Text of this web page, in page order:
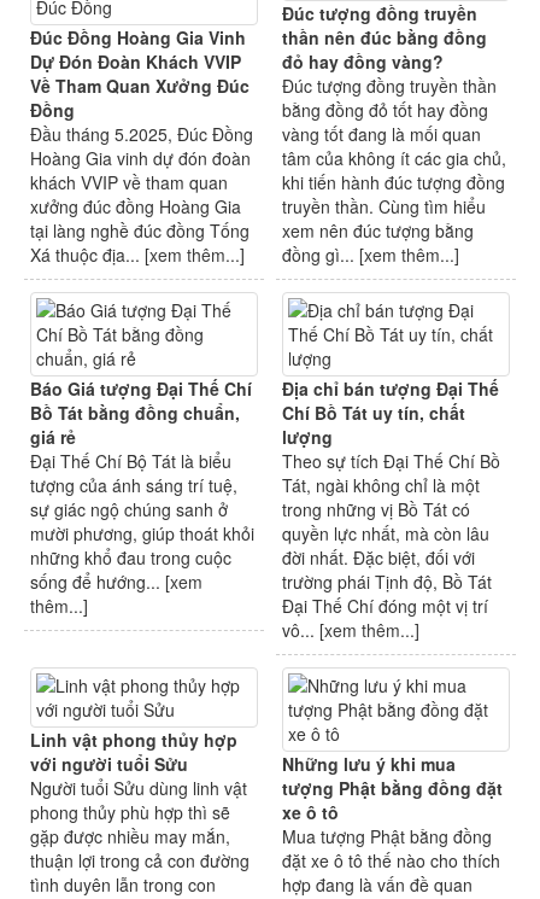
Đúc Đồng Hoàng Gia Vinh
Dự Đón Đoàn Khách VVIP
Về Tham Quan Xưởng Đúc
Đồng
Đầu tháng 5.2025, Đúc Đồng
Hoàng Gia vinh dự đón đoàn
khách VVIP về tham quan
xưởng đúc đồng Hoàng Gia
tại làng nghề đúc đồng Tống
Xá thuộc địa... [xem thêm...]
Đúc tượng đồng truyền
thần nên đúc bằng đồng
đỏ hay đồng vàng?
Đúc tượng đồng truyền thần
bằng đồng đỏ tốt hay đồng
vàng tốt đang là mối quan
tâm của không ít các gia chủ,
khi tiến hành đúc tượng đồng
truyền thần. Cùng tìm hiểu
xem nên đúc tượng bằng
đồng gì... [xem thêm...]
Báo Giá tượng Đại Thế Chí
Bồ Tát bằng đồng chuẩn,
giá rẻ
Đại Thế Chí Bộ Tát là biểu
tượng của ánh sáng trí tuệ,
sự giác ngộ chúng sanh ở
mười phương, giúp thoát khỏi
những khổ đau trong cuộc
sống để hướng... [xem
thêm...]
Địa chỉ bán tượng Đại Thế
Chí Bồ Tát uy tín, chất
lượng
Theo sự tích Đại Thế Chí Bồ
Tát, ngài không chỉ là một
trong những vị Bồ Tát có
quyền lực nhất, mà còn lâu
đời nhất. Đặc biệt, đối với
trường phái Tịnh độ, Bồ Tát
Đại Thế Chí đóng một vị trí
vô... [xem thêm...]
Linh vật phong thủy hợp
với người tuổi Sửu
Người tuổi Sửu dùng linh vật
phong thủy phù hợp thì sẽ
gặp được nhiều may mắn,
thuận lợi trong cả con đường
tình duyên lẫn trong con
Những lưu ý khi mua
tượng Phật bằng đồng đặt
xe ô tô
Mua tượng Phật bằng đồng
đặt xe ô tô thế nào cho thích
hợp đang là vấn đề quan